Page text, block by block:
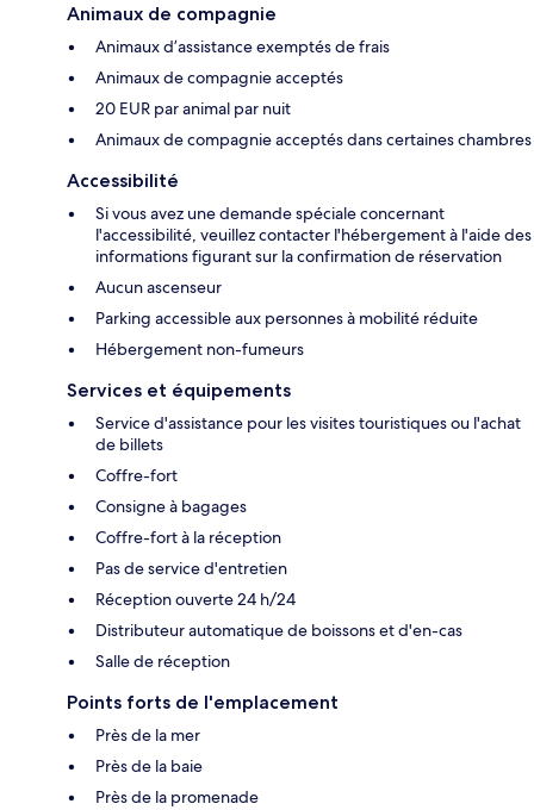
Animaux de compagnie
Animaux d’assistance exemptés de frais
Animaux de compagnie acceptés
20 EUR par animal par nuit
Animaux de compagnie acceptés dans certaines chambres
Accessibilité
Si vous avez une demande spéciale concernant
l'accessibilité, veuillez contacter l'hébergement à l'aide des
informations figurant sur la confirmation de réservation
Aucun ascenseur
Parking accessible aux personnes à mobilité réduite
Hébergement non-fumeurs
Services et équipements
Service d'assistance pour les visites touristiques ou l'achat
de billets
Coffre-fort
Consigne à bagages
Coffre-fort à la réception
Pas de service d'entretien
Réception ouverte 24 h/24
Distributeur automatique de boissons et d'en-cas
Salle de réception
Points forts de l'emplacement
Près de la mer
Près de la baie
Près de la promenade